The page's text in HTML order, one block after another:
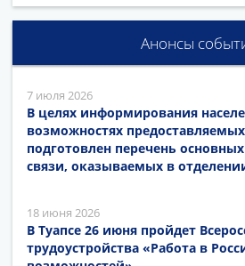
Анонсы
7 июля 2026
В целях информирования
возможностях
подготовлен перечень
связи, оказываемых в
18 июня 2026
В Туапсе 26 июня пройдет
трудоустройства «Работа в